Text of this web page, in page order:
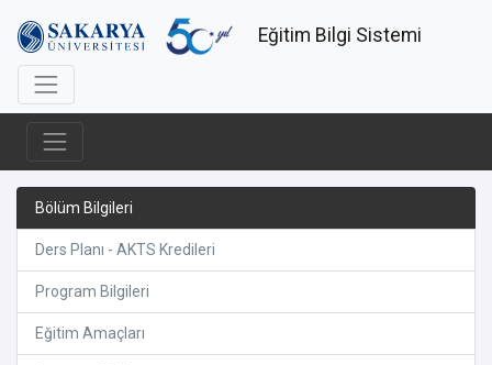
Eğitim Bilgi Sistemi
Bölüm Bilgileri
Ders Planı - AKTS Kredileri
Program Bilgileri
Eğitim Amaçları